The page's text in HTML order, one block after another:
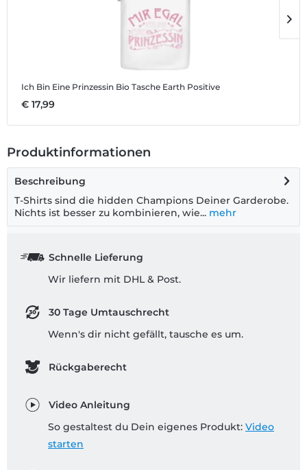
Ich Bin Eine Prinzessin Bio Tasche Earth Positive
€ 17,99
Produktinformationen
Beschreibung
T-Shirts sind die hidden Champions Deiner Garderobe.
Nichts ist besser zu kombinieren, wie... mehr
Schnelle Lieferung
Wir liefern mit DHL & Post.
30 Tage Umtauschrecht
Wenn's dir nicht gefällt, tausche es um.
Rückgaberecht
Video Anleitung
So gestaltest du Dein eigenes Produkt: Video
starten